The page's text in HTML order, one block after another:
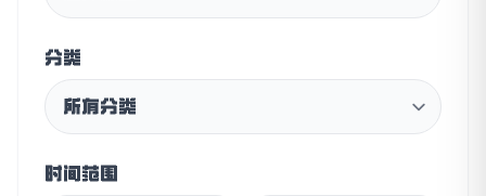
分类
时间范围